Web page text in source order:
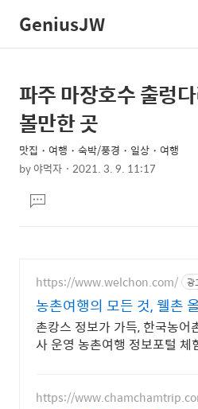
GeniusJW
상
세
컨
텐
본
문
제
목
파주 마장호수 출렁
볼만한 곳
맛집・여행・숙박/풍경・일상・여행
by야먹자 2021. 3. 9. 11:17
문댓
글
https://www.welchon.com/ 광
농촌여행의 모든 것, 웰촌
름 여행은 농촌으로!
촌캉스 정보가 가득, 한국농어
사 운영 농촌여행 정보포털 체
https://